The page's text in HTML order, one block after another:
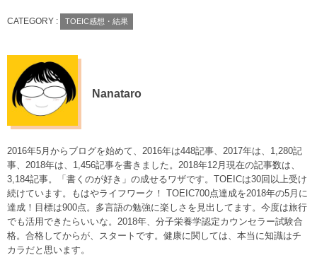
CATEGORY : TOEIC感想・結果
Nanataro
2016年5月からブログを始めて、2016年は448記事、2017年は、1,280記
事、2018年は、1,456記事を書きました。2018年12月現在の記事数は、
3,184記事。「書くのが好き」の成せるワザです。TOEICは30回以上受け
続けています。もはやライフワーク！ TOEIC700点達成を2018年の5月に
達成！目標は900点。多言語の勉強に楽しさを見出してます。今度は旅行
でも活用できたらいいな。2018年、分子栄養学認定カウンセラー試験合
格。合格してからが、スタートです。健康に関しては、本当に知識はチ
カラだと思います。